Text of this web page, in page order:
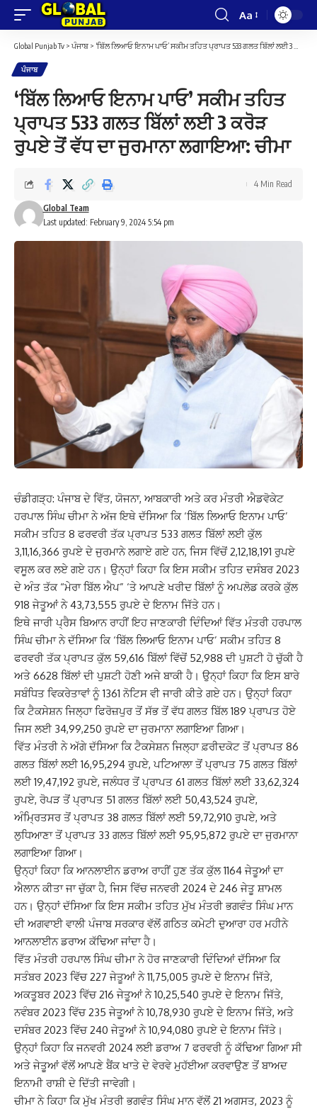
Font
Resizer
Aa
Global Punjab Tv > ਪੰਜਾਬ > ‘ਬਿੱਲ ਲਿਆਓ ਇਨਾਮ ਪਾਓ’ ਸਕੀਮ ਤਹਿਤ ਪ੍ਰਾਪਤ 533 ਗਲਤ ਬਿੱਲਾਂ ਲਈ 3 ਕਰੋੜ ਰੁਪਏ ਤੋਂ ਵੱਧ ਦਾ ਜੁਰਮਾਨਾ ਲਗਾਇਆ: ਚੀਮਾ
ਪੰਜਾਬ
‘ਬਿੱਲ ਲਿਆਓ ਇਨਾਮ ਪਾਓ’ ਸਕੀਮ ਤਹਿਤ
ਪ੍ਰਾਪਤ 533 ਗਲਤ ਬਿੱਲਾਂ ਲਈ 3 ਕਰੋੜ
ਰੁਪਏ ਤੋਂ ਵੱਧ ਦਾ ਜੁਰਮਾਨਾ ਲਗਾਇਆ: ਚੀਮਾ
Last updated: February 9, 2024 5:54 pm
Global Team
4 Min Read
ਚੰਡੀਗੜ੍ਹ: ਪੰਜਾਬ ਦੇ ਵਿੱਤ, ਯੋਜਨਾ, ਆਬਕਾਰੀ ਅਤੇ ਕਰ ਮੰਤਰੀ ਐਡਵੋਕੇਟ
ਹਰਪਾਲ ਸਿੰਘ ਚੀਮਾ ਨੇ ਅੱਜ ਇਥੇ ਦੱਸਿਆ ਕਿ ‘ਬਿੱਲ ਲਿਆਓ ਇਨਾਮ ਪਾਓ’
ਸਕੀਮ ਤਹਿਤ 8 ਫਰਵਰੀ ਤੱਕ ਪ੍ਰਾਪਤ 533 ਗਲਤ ਬਿੱਲਾਂ ਲਈ ਕੁੱਲ
3,11,16,366 ਰੁਪਏ ਦੇ ਜੁਰਮਾਨੇ ਲਗਾਏ ਗਏ ਹਨ, ਜਿਸ ਵਿੱਚੋਂ 2,12,18,191 ਰੁਪਏ
ਵਸੂਲ ਕਰ ਲਏ ਗਏ ਹਨ। ਉਨ੍ਹਾਂ ਕਿਹਾ ਕਿ ਇਸ ਸਕੀਮ ਤਹਿਤ ਦਸੰਬਰ 2023
ਦੇ ਅੰਤ ਤੱਕ “ਮੇਰਾ ਬਿੱਲ ਐਪ” ‘ਤੇ ਆਪਣੇ ਖਰੀਦ ਬਿੱਲਾਂ ਨੂੰ ਅਪਲੋਡ ਕਰਕੇ ਕੁੱਲ
918 ਜੇਤੂਆਂ ਨੇ 43,73,555 ਰੁਪਏ ਦੇ ਇਨਾਮ ਜਿੱਤੇ ਹਨ।
ਇਥੇ ਜਾਰੀ ਪ੍ਰੈਸ ਬਿਆਨ ਰਾਹੀਂ ਇਹ ਜਾਣਕਾਰੀ ਦਿੰਦਿਆਂ ਵਿੱਤ ਮੰਤਰੀ ਹਰਪਾਲ
ਸਿੰਘ ਚੀਮਾ ਨੇ ਦੱਸਿਆ ਕਿ ‘ਬਿੱਲ ਲਿਆਓ ਇਨਾਮ ਪਾਓ’ ਸਕੀਮ ਤਹਿਤ 8
ਫਰਵਰੀ ਤੱਕ ਪ੍ਰਾਪਤ ਕੁੱਲ 59,616 ਬਿੱਲਾਂ ਵਿੱਚੋਂ 52,988 ਦੀ ਪੁਸ਼ਟੀ ਹੋ ਚੁੱਕੀ ਹੈ
ਅਤੇ 6628 ਬਿੱਲਾਂ ਦੀ ਪੁਸ਼ਟੀ ਹੋਣੀ ਅਜੇ ਬਾਕੀ ਹੈ। ਉਨ੍ਹਾਂ ਕਿਹਾ ਕਿ ਇਸ ਬਾਰੇ
ਸਬੰਧਿਤ ਵਿਕਰੇਤਾਵਾਂ ਨੂੰ 1361 ਨੋਟਿਸ ਵੀ ਜਾਰੀ ਕੀਤੇ ਗਏ ਹਨ। ਉਨ੍ਹਾਂ ਕਿਹਾ
ਕਿ ਟੈਕਸੇਸ਼ਨ ਜਿਲ੍ਹਾ ਫਿਰੋਜ਼ਪੁਰ ਤੋਂ ਸੱਭ ਤੋਂ ਵੱਧ ਗਲਤ ਬਿੱਲ 189 ਪ੍ਰਾਪਤ ਹੋਏ
ਜਿਸ ਲਈ 34,99,250 ਰੁਪਏ ਦਾ ਜੁਰਮਾਨਾ ਲਗਾਇਆ ਗਿਆ।
ਵਿੱਤ ਮੰਤਰੀ ਨੇ ਅੱਗੇ ਦੱਸਿਆ ਕਿ ਟੈਕਸੇਸ਼ਨ ਜਿਲ੍ਹਾ ਫ਼ਰੀਦਕੋਟ ਤੋਂ ਪ੍ਰਾਪਤ 86
ਗਲਤ ਬਿੱਲਾਂ ਲਈ 16,95,294 ਰੁਪਏ, ਪਟਿਆਲਾ ਤੋਂ ਪ੍ਰਾਪਤ 75 ਗਲਤ ਬਿੱਲਾਂ
ਲਈ 19,47,192 ਰੁਪਏ, ਜਲੰਧਰ ਤੋਂ ਪ੍ਰਾਪਤ 61 ਗਲਤ ਬਿੱਲਾਂ ਲਈ 33,62,324
ਰੁਪਏ, ਰੋਪੜ ਤੋਂ ਪ੍ਰਾਪਤ 51 ਗਲਤ ਬਿੱਲਾਂ ਲਈ 50,43,524 ਰੁਪਏ,
ਅੰਮ੍ਰਿਤਸਰ ਤੋਂ ਪ੍ਰਾਪਤ 38 ਗਲਤ ਬਿੱਲਾਂ ਲਈ 59,72,910 ਰੁਪਏ, ਅਤੇ
ਲੁਧਿਆਣਾ ਤੋਂ ਪ੍ਰਾਪਤ 33 ਗਲਤ ਬਿੱਲਾਂ ਲਈ 95,95,872 ਰੁਪਏ ਦਾ ਜੁਰਮਾਨਾ
ਲਗਾਇਆ ਗਿਆ।
ਉਨ੍ਹਾਂ ਕਿਹਾ ਕਿ ਆਨਲਾਈਨ ਡਰਾਅ ਰਾਹੀਂ ਹੁਣ ਤੱਕ ਕੁੱਲ 1164 ਜੇਤੂਆਂ ਦਾ
ਐਲਾਨ ਕੀਤਾ ਜਾ ਚੁੱਕਾ ਹੈ, ਜਿਸ ਵਿੱਚ ਜਨਵਰੀ 2024 ਦੇ 246 ਜੇਤੂ ਸ਼ਾਮਲ
ਹਨ। ਉਨ੍ਹਾਂ ਦੱਸਿਆ ਕਿ ਇਸ ਸਕੀਮ ਤਹਿਤ ਮੁੱਖ ਮੰਤਰੀ ਭਗਵੰਤ ਸਿੰਘ ਮਾਨ
ਦੀ ਅਗਵਾਈ ਵਾਲੀ ਪੰਜਾਬ ਸਰਕਾਰ ਵੱਲੋਂ ਗਠਿਤ ਕਮੇਟੀ ਦੁਆਰਾ ਹਰ ਮਹੀਨੇ
ਆਨਲਾਈਨ ਡਰਾਅ ਕੱਢਿਆ ਜਾਂਦਾ ਹੈ।
ਵਿੱਤ ਮੰਤਰੀ ਹਰਪਾਲ ਸਿੰਘ ਚੀਮਾ ਨੇ ਹੋਰ ਜਾਣਕਾਰੀ ਦਿੰਦਿਆਂ ਦੱਸਿਆ ਕਿ
ਸਤੰਬਰ 2023 ਵਿੱਚ 227 ਜੇਤੂਆਂ ਨੇ 11,75,005 ਰੁਪਏ ਦੇ ਇਨਾਮ ਜਿੱਤੇ,
ਅਕਤੂਬਰ 2023 ਵਿੱਚ 216 ਜੇਤੂਆਂ ਨੇ 10,25,540 ਰੁਪਏ ਦੇ ਇਨਾਮ ਜਿੱਤੇ,
ਨਵੰਬਰ 2023 ਵਿੱਚ 235 ਜੇਤੂਆਂ ਨੇ 10,78,930 ਰੁਪਏ ਦੇ ਇਨਾਮ ਜਿੱਤੇ, ਅਤੇ
ਦਸੰਬਰ 2023 ਵਿੱਚ 240 ਜੇਤੂਆਂ ਨੇ 10,94,080 ਰੁਪਏ ਦੇ ਇਨਾਮ ਜਿੱਤੇ।
ਉਨ੍ਹਾਂ ਕਿਹਾ ਕਿ ਜਨਵਰੀ 2024 ਲਈ ਡਰਾਅ 7 ਫਰਵਰੀ ਨੂੰ ਕੱਢਿਆ ਗਿਆ ਸੀ
ਅਤੇ ਜੇਤੂਆਂ ਵੱਲੋਂ ਆਪਣੇ ਬੈਂਕ ਖਾਤੇ ਦੇ ਵੇਰਵੇ ਮੁਹੱਈਆ ਕਰਵਾਉਣ ਤੋਂ ਬਾਅਦ
ਇਨਾਮੀ ਰਾਸ਼ੀ ਦੇ ਦਿੱਤੀ ਜਾਵੇਗੀ।
ਚੀਮਾ ਨੇ ਕਿਹਾ ਕਿ ਮੁੱਖ ਮੰਤਰੀ ਭਗਵੰਤ ਸਿੰਘ ਮਾਨ ਵੱਲੋਂ 21 ਅਗਸਤ, 2023 ਨੂੰ